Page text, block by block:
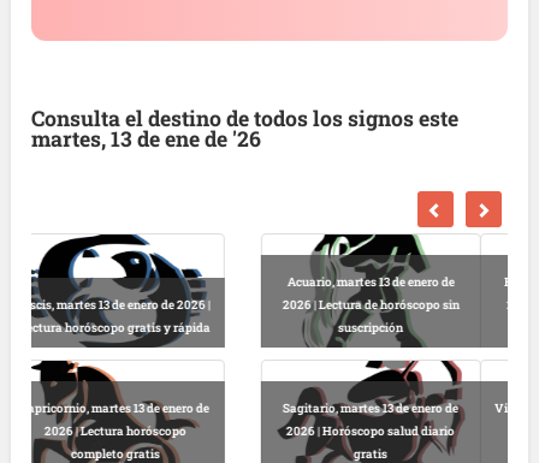
Consulta el destino de todos los signos este
martes, 13 de ene de '26
Escorpio, martes 13 de enero de
2026 | Horóscopo gratis hoy y
completo
Libra, martes 13 de enero de 2026 |
Lectura horóscopo online
Virgo, martes 13 de enero de 2026 |
Predicciones astrológicas
gratuitas hoy
Leo, martes 13 de enero de 2026 |
Horóscopo completo y gratuito